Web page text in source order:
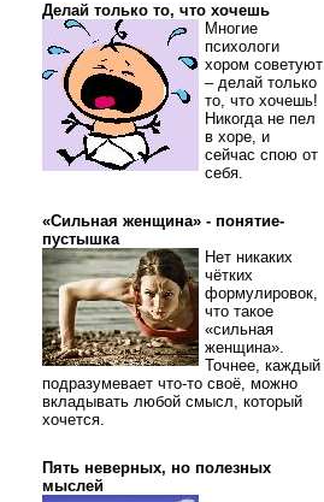
Делай только то, что хочешь
Многие
психологи
хором советуют
– делай только
то, что хочешь!
Никогда не пел
в хоре, и
сейчас спою от
себя.
«Сильная женщина» - понятие-
пустышка
Нет никаких
чётких
формулировок,
что такое
«сильная
женщина».
Точнее, каждый
подразумевает что-то своё, можно
вкладывать любой смысл, который
хочется.
Пять неверных, но полезных
мыслей